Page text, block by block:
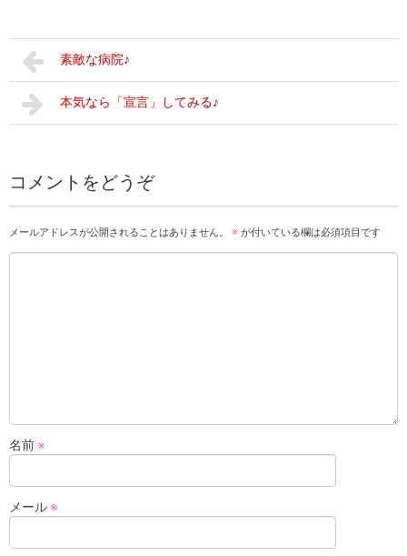
素敵な病院♪
本気なら「宣言」してみる♪
コメントをどうぞ
メールアドレスが公開されることはありません。 ※ が付いている欄は必須項目です
名前 ※
メール ※